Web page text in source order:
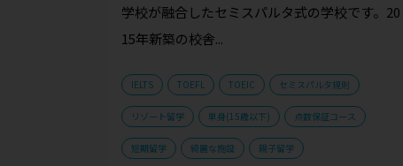
学校が融合したセミスパルタ式の学校です。20
15年新築の校舎...
IELTS TOEFL TOEIC セミスパルタ規則
リゾート留学 単身(15歳以下) 点数保証コース
短期留学 綺麗な施設 親子留学